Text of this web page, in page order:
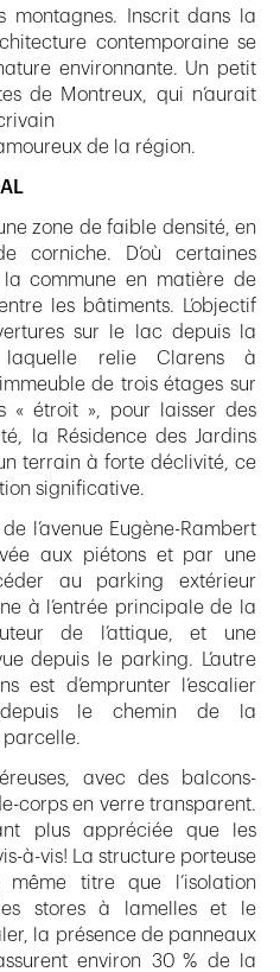
Inscrit dans la
contemporaine se
environnante. Un petit
de Montreux, qui n’aurait
de la région.
zone de faible densité, en
corniche. D’où certaines
commune en matière de
les bâtiments. L’objectif
sur le lac depuis la
laquelle relie Clarens à
de trois étages sur
« étroit », pour laisser des
la Résidence des Jardins
terrain à forte déclivité, ce
significative.
l’avenue Eugène-Rambert
aux piétons et par une
au parking extérieur
à l’entrée principale de la
de l’attique, et une
depuis le parking. L’autre
est d’emprunter l’escalier
le chemin de la
parcelle.
avec des balcons-
corps en verre transparent.
plus appréciée que les
à-vis! La structure porteuse
titre que l’isolation
stores à lamelles et le
la présence de panneaux
environ 30 % de la